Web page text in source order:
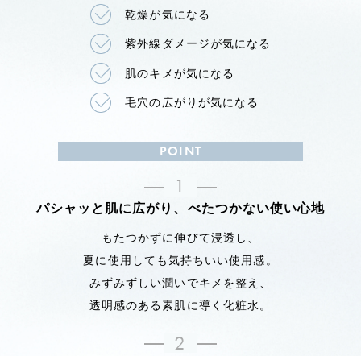
乾燥が気になる
紫外線ダメージが気になる
肌のキメが気になる
毛穴の広がりが気になる
POINT
1
パシャッと肌に広がり、べたつかない使い心地
もたつかずに伸びて浸透し、
夏に使用しても気持ちいい使用感。
みずみずしい潤いでキメを整え、
透明感のある素肌に導く化粧水。
2